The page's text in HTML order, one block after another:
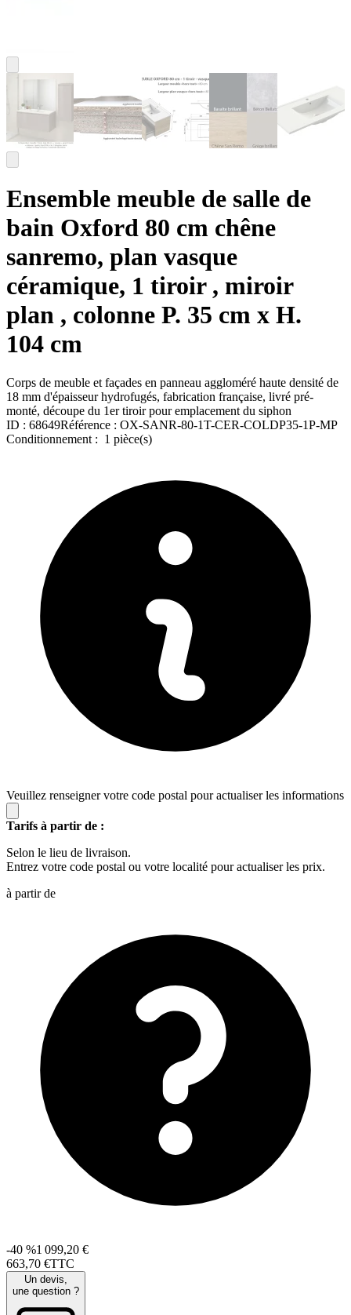
Ensemble meuble de salle de
bain Oxford 80 cm chêne
sanremo, plan vasque
céramique, 1 tiroir , miroir
plan , colonne P. 35 cm x H.
104 cm
Corps de meuble et façades en panneau aggloméré haute densité de
18 mm d'épaisseur hydrofugés, fabrication française, livré pré-
monté, découpe du 1er tiroir pour emplacement du siphon
ID : 68649Référence : OX-SANR-80-1T-CER-COLDP35-1P-MP
Conditionnement : 1 pièce(s)
Veuillez renseigner votre code postal pour actualiser les informations
Tarifs à partir de :
Selon le lieu de livraison.
Entrez votre code postal ou votre localité pour actualiser les prix.
à partir de
-40 %1 099,20 €
663,70 €TTC
Un devis,
une question ?